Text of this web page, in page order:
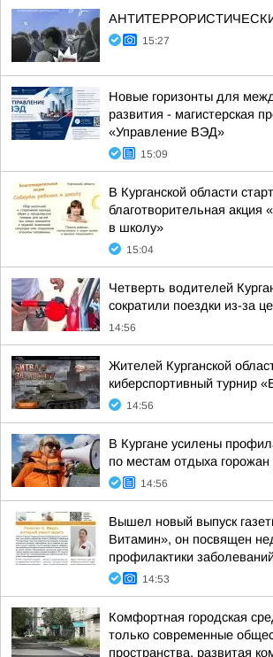
15:27
Новые горизонты для
развития - магистерская
«Управление ВЭД»
15:09
В Курганской области
благотворительная акция
в школу»
15:04
Четверть водителей
сократили поездки из-за
14:56
Жителей Курганской
киберспортивный турнир
14:56
В Кургане усилены
по местам отдыха
14:56
Вышел новый выпуск
Витамин», он посвящен
профилактики
14:53
Комфортная городская
только современные
пространства, развитая